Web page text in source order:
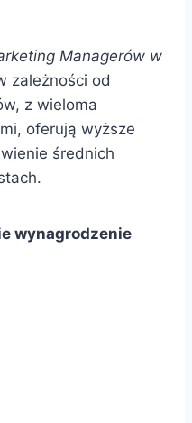
Managerów w
zależności od
z wieloma
oferują wyższe
średnich
wynagrodzenie